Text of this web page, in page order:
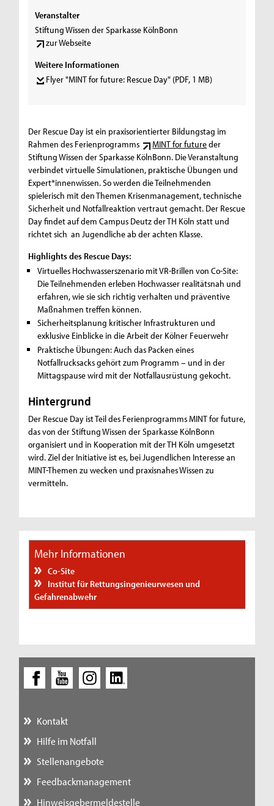
Veranstalter
Stiftung Wissen der Sparkasse KölnBonn
zur Webseite
Weitere Informationen
Flyer "MINT for future: Rescue Day" (PDF, 1 MB)
Der Rescue Day ist ein praxisorientierter Bildungstag im
Rahmen des Ferienprogramms
MINT for futureder
Stiftung Wissen der Sparkasse KölnBonn. Die Veranstaltung
verbindet virtuelle Simulationen, praktische Übungen und
Expert*innenwissen. So werden die Teilnehmenden
spielerisch mit den Themen Krisenmanagement, technische
Sicherheit und Notfallreaktion vertraut gemacht. Der Rescue
Day findet auf dem Campus Deutz der TH Köln statt und
richtet sich an Jugendliche ab der achten Klasse.
Highlights des Rescue Days:
Virtuelles Hochwasserszenario mit VR-Brillen von Co-Site:
Die Teilnehmenden erleben Hochwasser realitätsnah und
erfahren, wie sie sich richtig verhalten und präventive
Maßnahmen treffen können.
Sicherheitsplanung kritischer Infrastrukturen und
exklusive Einblicke in die Arbeit der Kölner Feuerwehr
Praktische Übungen: Auch das Packen eines
Notfallrucksacks gehört zum Programm – und in der
Mittagspause wird mit der Notfallausrüstung gekocht.
Hintergrund
Der Rescue Day ist Teil des Ferienprogramms MINT for future,
das von der Stiftung Wissen der Sparkasse KölnBonn
organisiert und in Kooperation mit der TH Köln umgesetzt
wird. Ziel der Initiative ist es, bei Jugendlichen Interesse an
MINT-Themen zu wecken und praxisnahes Wissen zu
vermitteln.
Mehr Informationen
Co-Site
Institut für Rettungsingenieurwesen und
Gefahrenabwehr
Kontakt
Hilfe im Notfall
Stellenangebote
Feedbackmanagement
Hinweisgebermeldestelle